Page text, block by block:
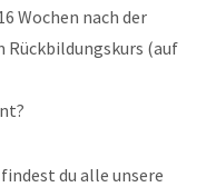
Wochen nach der
Rückbildungskurs (auf
findest du alle unsere